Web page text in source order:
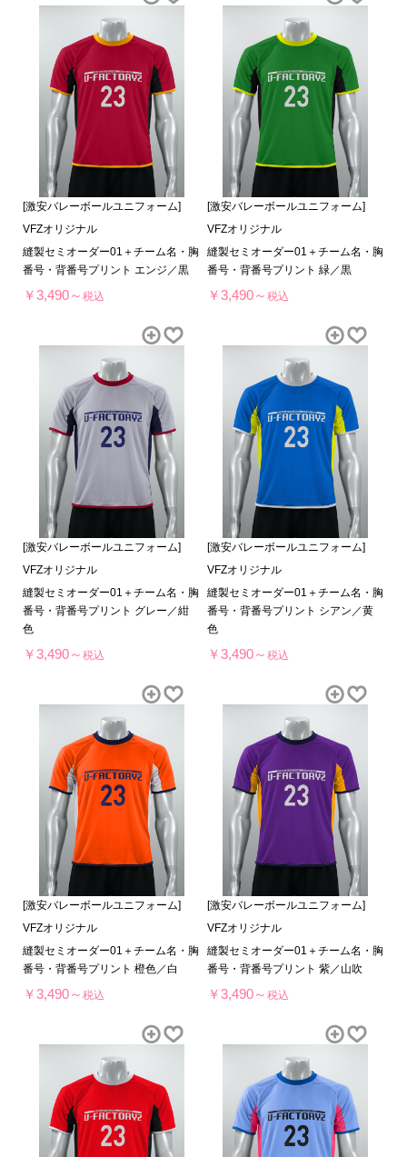
[激安バレーボールユニフォーム]
VFZオリジナル
縫製セミオーダー01＋チーム名・胸
番号・背番号プリント エンジ／黒
￥3,490～税込
[激安バレーボールユニフォーム]
VFZオリジナル
縫製セミオーダー01＋チーム名・胸
番号・背番号プリント 緑／黒
￥3,490～ 税込
[激安バレーボールユニフォーム]
VFZオリジナル
縫製セミオーダー01＋チーム名・胸
番号・背番号プリント グレー／紺
色
￥3,490～税込
[激安バレーボールユニフォーム]
VFZオリジナル
縫製セミオーダー01＋チーム名・胸
番号・背番号プリント シアン／黄
色
￥3,490～ 税込
[激安バレーボールユニフォーム]
VFZオリジナル
縫製セミオーダー01＋チーム名・胸
番号・背番号プリント 橙色／白
￥3,490～税込
[激安バレーボールユニフォーム]
VFZオリジナル
縫製セミオーダー01＋チーム名・胸
番号・背番号プリント 紫／山吹
￥3,490～ 税込